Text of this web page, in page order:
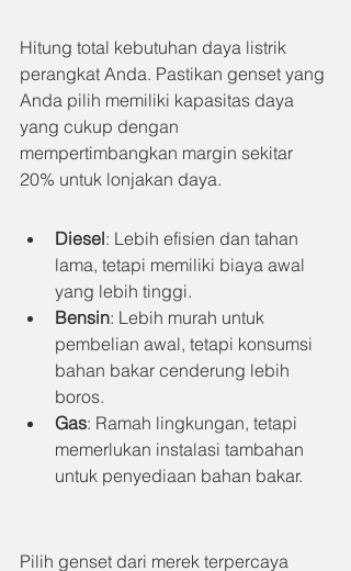
Hitung total kebutuhan daya listrik
perangkat Anda. Pastikan genset yang
Anda pilih memiliki kapasitas daya
yang cukup dengan
mempertimbangkan margin sekitar
20% untuk lonjakan daya.
Diesel: Lebih efisien dan tahan
lama, tetapi memiliki biaya awal
yang lebih tinggi.
Bensin: Lebih murah untuk
pembelian awal, tetapi konsumsi
bahan bakar cenderung lebih
boros.
Gas: Ramah lingkungan, tetapi
memerlukan instalasi tambahan
untuk penyediaan bahan bakar.
Pilih genset dari merek terpercaya